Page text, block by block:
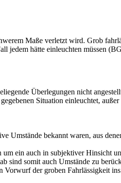
Maße verletzt wird. Grob
jedem hätte einleuchten müssen
Überlegungen nicht
Situation einleuchtet,
bekannt waren, aus
ein auch in subjektiver Hinsicht
sind somit auch Umstände zu
der groben Fahrlässigkeit